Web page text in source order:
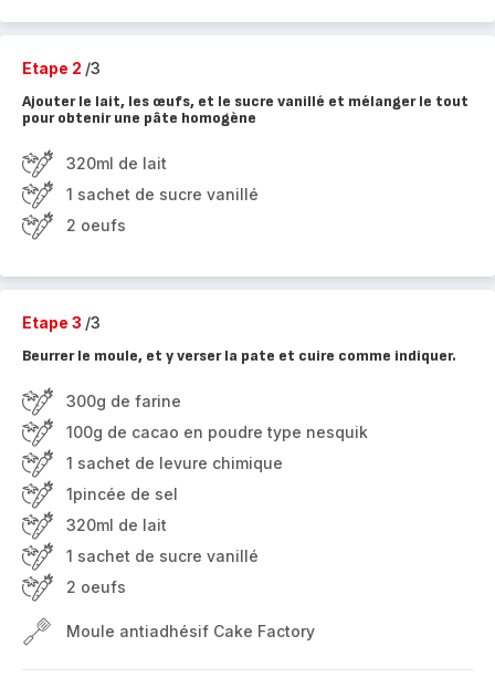
Etape 2 /3
Ajouter le lait, les œufs, et le sucre vanillé et mélanger le tout
pour obtenir une pâte homogène
320ml de lait
1 sachet de sucre vanillé
2 oeufs
Etape 3 /3
Beurrer le moule, et y verser la pate et cuire comme indiquer.
300g de farine
100g de cacao en poudre type nesquik
1 sachet de levure chimique
1pincée de sel
320ml de lait
1 sachet de sucre vanillé
2 oeufs
Moule antiadhésif Cake Factory